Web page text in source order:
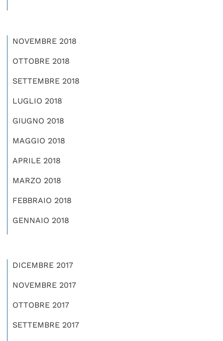
NOVEMBRE 2018
OTTOBRE 2018
SETTEMBRE 2018
LUGLIO 2018
GIUGNO 2018
MAGGIO 2018
APRILE 2018
MARZO 2018
FEBBRAIO 2018
GENNAIO 2018
DICEMBRE 2017
NOVEMBRE 2017
OTTOBRE 2017
SETTEMBRE 2017